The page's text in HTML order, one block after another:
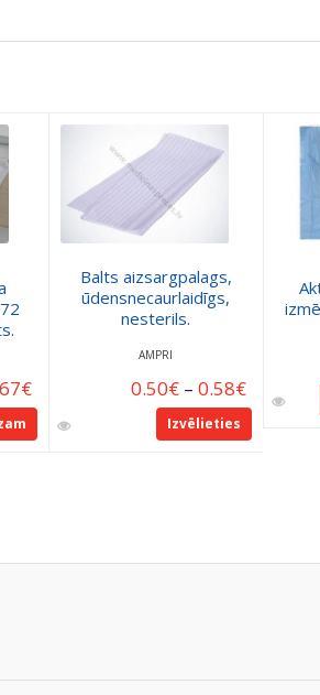
€
Balts aizsargpalags,
ūdensnecaurlaidīgs,
nesterils.
AMPRI
0.50€– 0.58€
Izvēlieties